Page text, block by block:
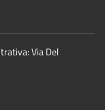
Via Del